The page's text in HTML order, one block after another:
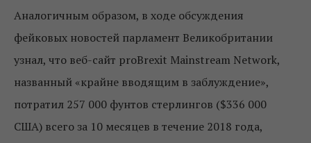
Аналогичным образом, в ходе обсуждения
фейковых новостей парламент Великобритании
узнал, что веб-сайт proBrexit Mainstream Network,
названный «крайне вводящим в заблуждение»,
потратил 257 000 фунтов стерлингов ($336 000
США) всего за 10 месяцев в течение 2018 года,